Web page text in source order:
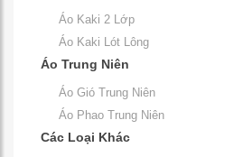
Áo Kaki 2 Lớp
Áo Kaki Lót Lông
Áo Trung Niên
Áo Gió Trung Niên
Áo Phao Trung Niên
Các Loại Khác